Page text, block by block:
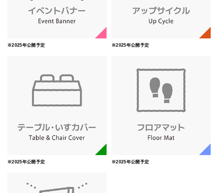
※2025年公開予定 ※2025年公開予定
※2025年公開予定 ※2025年公開予定